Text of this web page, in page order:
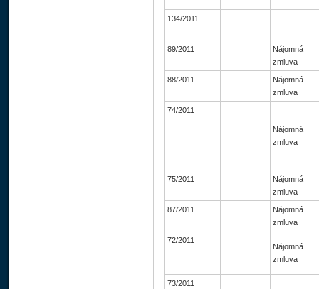
134/2011
89/2011
Nájomná
zmluva
88/2011
Nájomná
zmluva
74/2011
Nájomná
zmluva
75/2011
Nájomná
zmluva
87/2011
Nájomná
zmluva
72/2011
Nájomná
zmluva
73/2011